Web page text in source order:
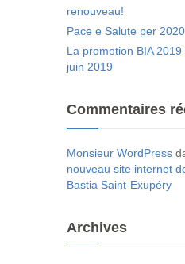
renouveau!
Pace e Salute per 2020
La promotion BIA
juin 2019
Commentaires
Monsieur WordPress
nouveau site internet
Bastia Saint-Exupéry
Archives